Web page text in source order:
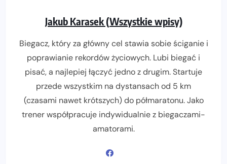
Jakub Karasek (Wszystkie wpisy)
Biegacz, który za główny cel stawia sobie ściganie i
poprawianie rekordów życiowych. Lubi biegać i
pisać, a najlepiej łączyć jedno z drugim. Startuje
przede wszystkim na dystansach od 5 km
(czasami nawet krótszych) do półmaratonu. Jako
trener współpracuje indywidualnie z biegaczami-
amatorami.